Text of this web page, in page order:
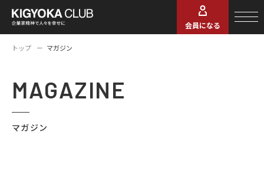
会員になる
トップ マガジン
MAGAZINE
マガジン